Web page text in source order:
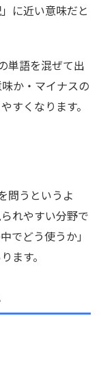
に近い意味だと
単語を混ぜて出
か・マイナスの
すくなります。
問うというよ
れやすい分野で
でどう使うか」
ます。